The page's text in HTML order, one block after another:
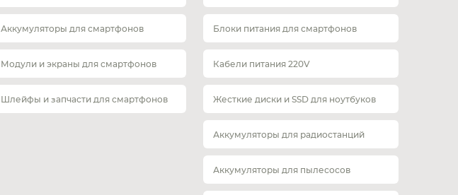
Аккумуляторы для смартфонов
Модули и экраны для смартфонов
Шлейфы и запчасти для смартфонов
Блоки питания для смартфонов
Кабели питания 220V
Жесткие диски и SSD для ноутбуков
Аккумуляторы для радиостанций
Аккумуляторы для пылесосов